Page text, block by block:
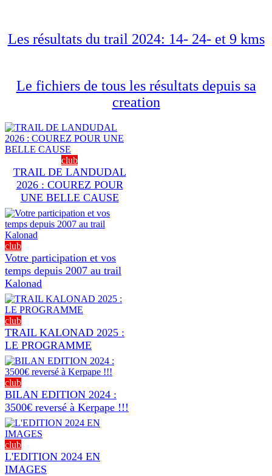
Les résultats du trail 2024: 14- 24- et 9 kms
Le fichiers de tous les résultats depuis sa
creation
club
TRAIL DE LANDUDAL
2026 : COUREZ POUR
UNE BELLE CAUSE
club
Votre participation et vos
temps depuis 2007 au trail
Kalonad
club
TRAIL KALONAD 2025 :
LE PROGRAMME
club
BILAN EDITION 2024 :
3500€ reversé à Kerpape !!!
club
L'EDITION 2024 EN
IMAGES